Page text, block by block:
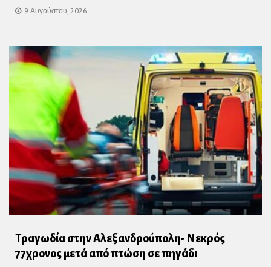
9 Αυγούστου, 2026
Τραγωδία στην Αλεξανδρούπολη- Νεκρός
77χρονος μετά από πτώση σε πηγάδι